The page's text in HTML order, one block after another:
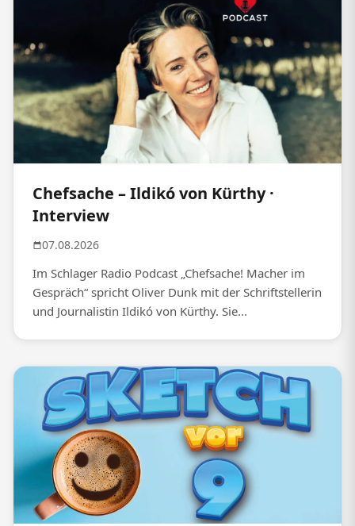
Chefsache – Ildikó von Kürthy ·
Interview
07.08.2026
Im Schlager Radio Podcast „Chefsache! Macher im
Gespräch“ spricht Oliver Dunk mit der Schriftstellerin
und Journalistin Ildikó von Kürthy. Sie...